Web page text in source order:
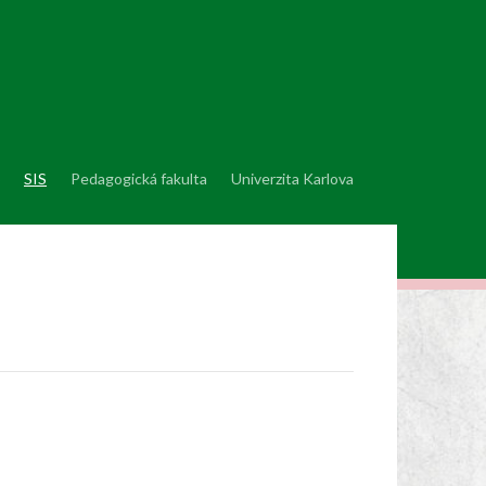
SIS Pedagogická fakulta Univerzita Karlova